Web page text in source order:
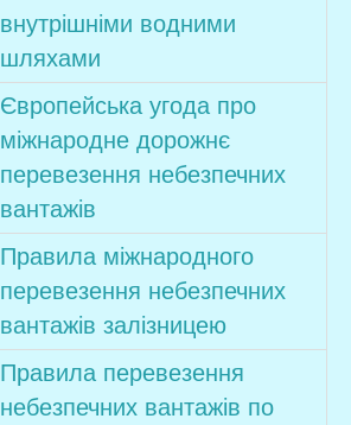
внутрішніми водними
шляхами
Європейська угода про
міжнародне дорожнє
перевезення небезпечних
вантажів
Правила міжнародного
перевезення небезпечних
вантажів залізницею
Правила перевезення
небезпечних вантажів по